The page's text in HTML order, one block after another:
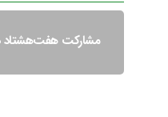
مشارکت هفت‌هشتاد